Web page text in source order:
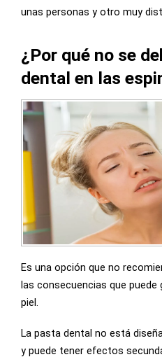
unas personas y otro muy
¿Por qué no se
dental en las
Es una opción que no
las consecuencias que puede
piel.
La pasta dental no está
y puede tener efectos